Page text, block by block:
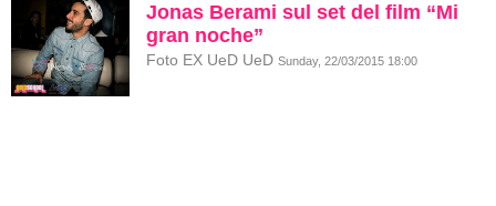
Jonas Berami sul set del film “Mi
gran noche”
Foto EX UeD UeD Sunday, 22/03/2015 18:00